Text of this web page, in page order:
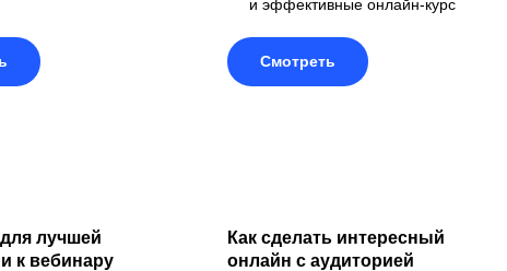
и эффективные онлайн-курс
Смотреть
лучшей
к вебинару
Как сделать интересный
онлайн с аудиторией